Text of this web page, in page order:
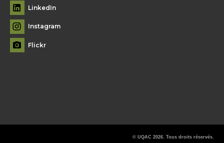
LinkedIn
Instagram
Flickr
© UQAC 2026. Tous droits réservés.